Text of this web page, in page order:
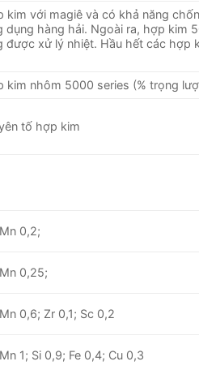
với magiê và có khả năng
hàng hải. Ngoài ra, hợp kim
xử lý nhiệt. Hầu hết các hợp
kim nhôm 5000 series (% trọng
tố hợp kim
0,2;
0,25;
0,6; Zr 0,1; Sc 0,2
1; Si 0,9; Fe 0,4; Cu 0,3